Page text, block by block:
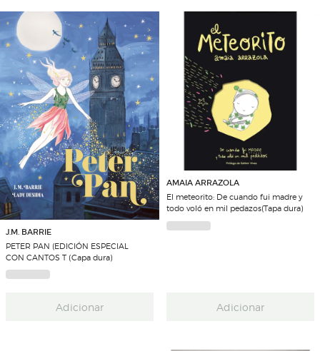
J.M. BARRIE
PETER PAN (EDICIÓN ESPECIAL
CON CANTOS T (Capa dura)
Adicionar
AMAIA ARRAZOLA
El meteorito: De cuando fui madre y
todo voló en mil pedazos(Tapa dura)
Adicionar